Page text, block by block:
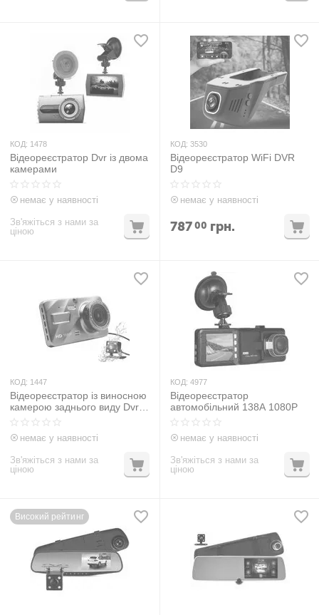
КОД: 1478
Відеореєстратор Dvr із двома
камерами
немає у наявності
Зв'яжіться з нами за
ціною
КОД: 3530
Відеореєстратор WiFi DVR
D9
немає у наявності
78700 грн.
КОД: 1447
Відеореєстратор із виносною
камерою заднього виду Dvr
1080 Full HD
немає у наявності
Зв'яжіться з нами за
ціною
КОД: 4977
Відеореєстратор
автомобільний 138A 1080P
немає у наявності
Зв'яжіться з нами за
ціною
Високий рейтинг